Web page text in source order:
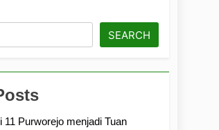
SEARCH
11 Purworejo menjadi Tuan